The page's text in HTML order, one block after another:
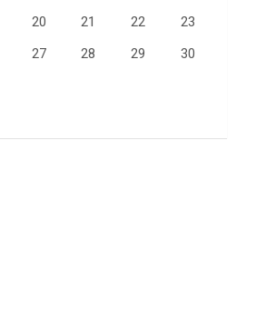
20 21 22
23
27 28 29
30